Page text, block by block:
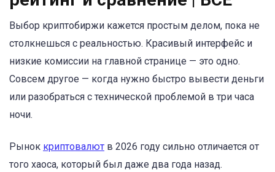
Выбор криптобиржи кажется простым делом, пока не
столкнешься с реальностью. Красивый интерфейс и
низкие комиссии на главной странице — это одно.
Совсем другое — когда нужно быстро вывести деньги
или разобраться с технической проблемой в три часа
ночи.
Рынок криптовалют в 2026 году сильно отличается от
того хаоса, который был даже два года назад.